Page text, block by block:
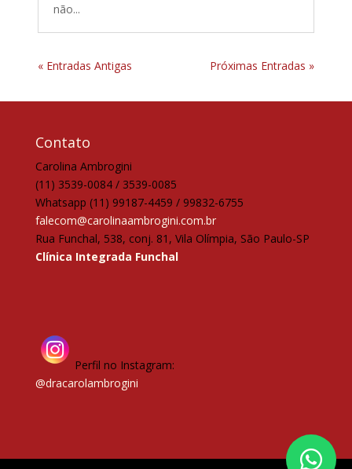
não...
« Entradas Antigas Próximas Entradas »
Contato
Carolina Ambrogini
(11) 3539-0084 / 3539-0085
Whatsapp (11) 99187-4459 / 99832-6755
falecom@carolinaambrogini.com.br
Rua Funchal, 538, conj. 81, Vila Olímpia, São Paulo-SP
Clínica Integrada Funchal
Perfil no Instagram:
@dracarolambrogini